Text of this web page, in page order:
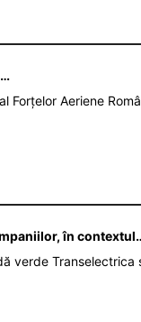
…
Forțelor Aeriene
în
verde Transelectrica